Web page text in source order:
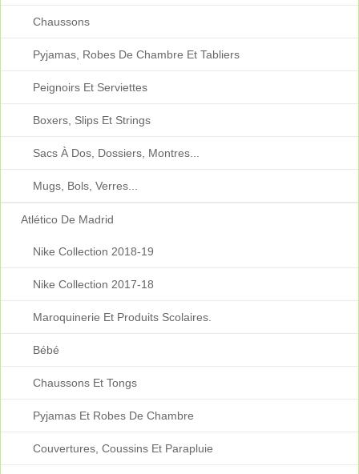
Chaussons
Pyjamas, Robes De Chambre Et Tabliers
Peignoirs Et Serviettes
Boxers, Slips Et Strings
Sacs À Dos, Dossiers, Montres...
Mugs, Bols, Verres...
Atlético De Madrid
Nike Collection 2018-19
Nike Collection 2017-18
Maroquinerie Et Produits Scolaires.
Bébé
Chaussons Et Tongs
Pyjamas Et Robes De Chambre
Couvertures, Coussins Et Parapluie